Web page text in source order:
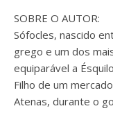
SOBRE O AUTOR:
Sófocles, nascido
grego e um dos
equiparável a
Filho de um
Atenas, durante o